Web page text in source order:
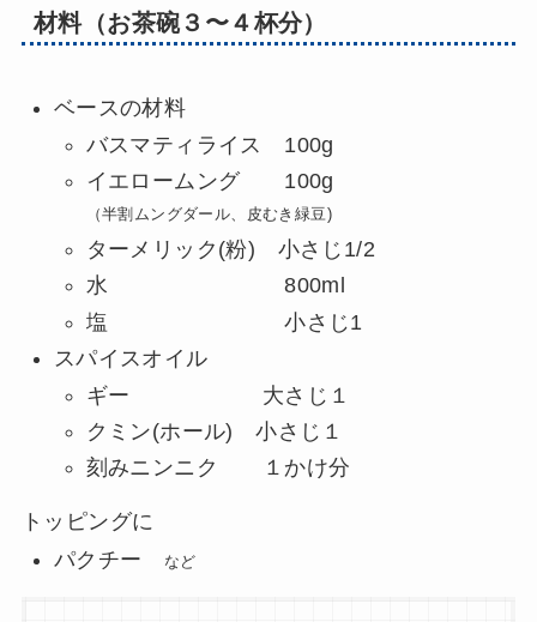
材料（お茶碗３〜４杯分）
ベースの材料
バスマティライス 100g
イエロームング 100g
（半割ムングダール、皮むき緑豆)
ターメリック(粉) 小さじ1/2
水 800ml
塩 小さじ1
スパイスオイル
ギー 大さじ１
クミン(ホール) 小さじ１
刻みニンニク １かけ分
トッピングに
パクチー
など